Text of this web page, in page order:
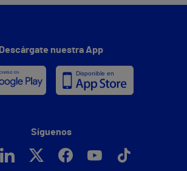
Descárgate nuestra App
Síguenos